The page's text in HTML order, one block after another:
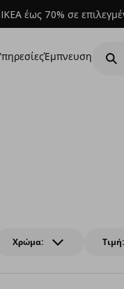
έως 70% σε
Έμπνευση
Χρώμα: Τιμή: